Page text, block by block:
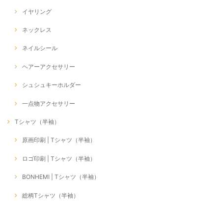
イヤリング
ネックレス
ネイルシール
ヘアーアクセサリー
シュシュキーホルダー
一点物アクセサリー
Tシャツ（半袖）
原画印刷 | Tシャツ（半袖）
ロゴ印刷 | Tシャツ（半袖）
BONHEMI | Tシャツ（半袖）
総柄Tシャツ（半袖）